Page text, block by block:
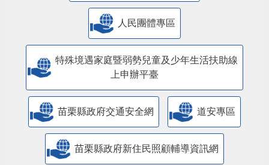
人民團體專區
特殊境遇家庭暨弱勢兒童及少年生活扶助線
上申辦平臺
苗栗縣政府交通安全網 道安專區
苗栗縣政府新住民照顧輔導資訊網